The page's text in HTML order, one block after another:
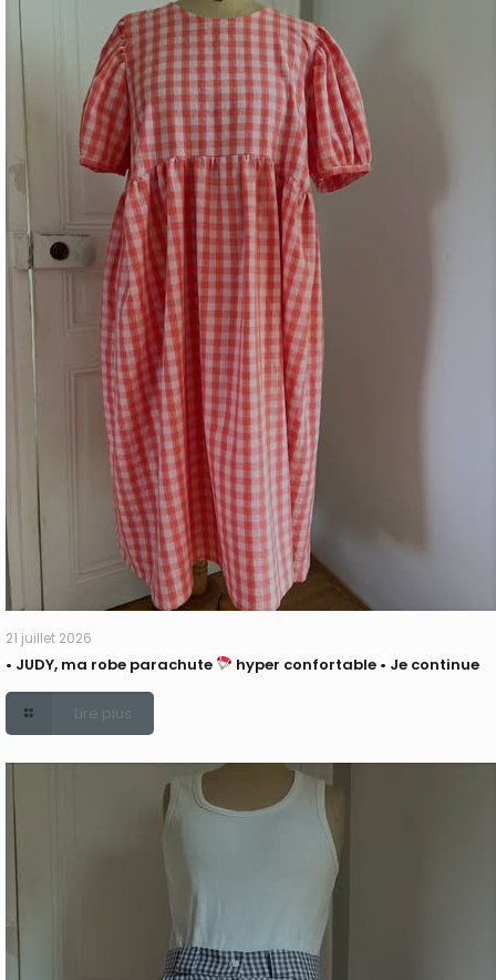
21 juillet 2026
• JUDY, ma robe parachute hyper confortable • Je continue
Lire plus